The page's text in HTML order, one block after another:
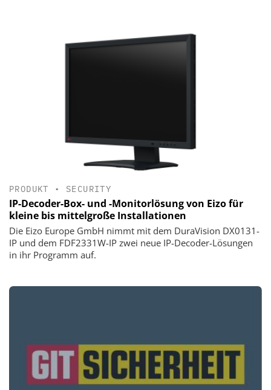
PRODUKT • SECURITY
IP-Decoder-Box- und -Monitorlösung von Eizo für
kleine bis mittelgroße Installationen
Die Eizo Europe GmbH nimmt mit dem DuraVision DX0131-
IP und dem FDF2331W-IP zwei neue IP-Decoder-Lösungen
in ihr Programm auf.